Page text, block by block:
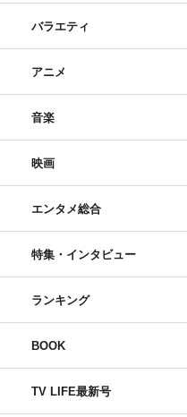
バラエティ
アニメ
音楽
映画
エンタメ総合
特集・インタビュー
ランキング
BOOK
TV LIFE最新号